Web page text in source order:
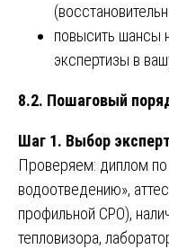
повысить шансы
экспертизы в
8.2. Пошаговый
Шаг 1. Выбор
Проверяем: диплом
водоотведению»,
профильной СРО),
тепловизора,